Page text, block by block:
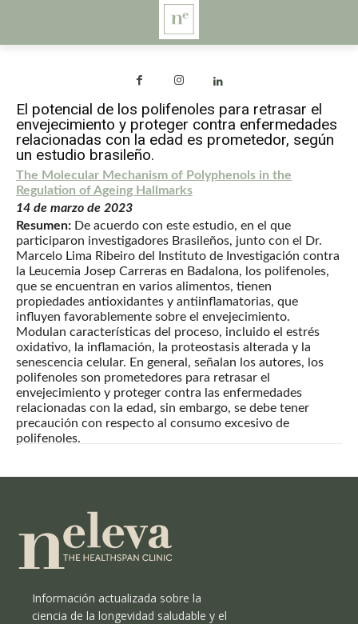
El potencial de los polifenoles para retrasar el
envejecimiento y proteger contra enfermedades
relacionadas con la edad es prometedor, según
un estudio brasileño.
The Molecular Mechanism of Polyphenols in the
Regulation of Ageing Hallmarks
14 de marzo de 2023
Resumen: De acuerdo con este estudio, en el que
participaron investigadores Brasileños, junto con el Dr.
Marcelo Lima Ribeiro del Instituto de Investigación contra
la Leucemia Josep Carreras en Badalona, los polifenoles,
que se encuentran en varios alimentos, tienen
propiedades antioxidantes y antiinflamatorias, que
influyen favorablemente sobre el envejecimiento.
Modulan características del proceso, incluido el estrés
oxidativo, la inflamación, la proteostasis alterada y la
senescencia celular. En general, señalan los autores, los
polifenoles son prometedores para retrasar el
envejecimiento y proteger contra las enfermedades
relacionadas con la edad, sin embargo, se debe tener
precaución con respecto al consumo excesivo de
polifenoles.
Información actualizada sobre la
ciencia de la longevidad saludable y el